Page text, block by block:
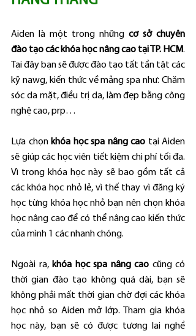
Aiden là một trong những cơ sở chuyên
đào tạo các khóa học nâng cao tại TP. HCM.
Tại đây bạn sẽ được đào tạo tất tần tật các
kỹ nawg, kiến thức về mảng spa như: Chăm
sóc da mặt, điều trị da, làm đẹp bằng công
nghệ cao, prp…
Lựa chọn khóa học spa nâng cao tại Aiden
sẽ giúp các học viên tiết kiệm chi phí tối đa.
Vì trong khóa học này sẽ bao gồm tất cả
các khóa học nhỏ lẻ, vì thế thay vì đăng ký
học từng khóa học nhỏ bạn nên chọn khóa
học nâng cao để có thể nâng cao kiến thức
của mình 1 các nhanh chóng.
Ngoài ra, khóa học spa nâng cao cũng có
thời gian đào tạo không quá dài, bạn sẽ
không phải mất thời gian chờ đợi các khóa
học nhỏ so Aiden mở lớp. Tham gia khóa
học này, bạn sẽ có được tương lai nghề